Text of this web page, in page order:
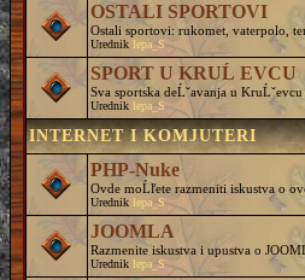
OSTALI SPORTOVI
Ostali sportovi: rukomet, vaterpolo,
Urednik lepa_S
SPORT U KRUĹ EVCU
Sva sportska deĹˇavanja u KruĹˇevcu
Urednik lepa_S
INTERNET I KOMJUTERI
PHP-Nuke
Ovde moĹľete razmeniti iskustva o
Urednik lepa_S
JOOMLA
Razmenite iskustva i upustva o
Urednik lepa_S